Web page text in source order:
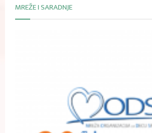
MREŽE I SARADNJE